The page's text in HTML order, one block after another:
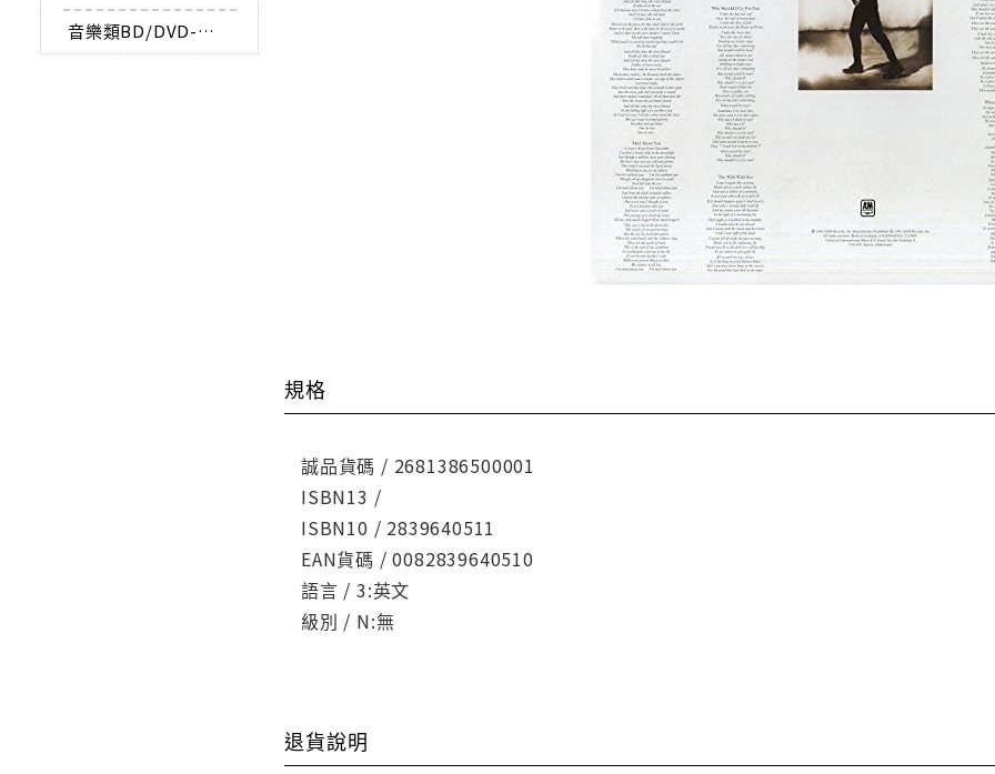
音樂類BD/DVD-AUDIO
規格
誠品貨碼 / 2681386500001
ISBN13 /
ISBN10 / 2839640511
EAN貨碼 / 0082839640510
語言 / 3:英文
級別 / N:無
退貨說明